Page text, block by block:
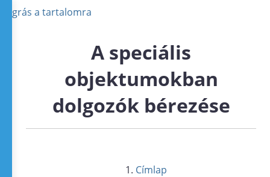
Ugrás a tartalomra
A speciális
objektumokban
dolgozók bérezése
Címlap